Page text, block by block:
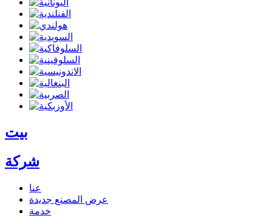
بيت
شركة
عنا
عرض المصنع جديدة
خدمة